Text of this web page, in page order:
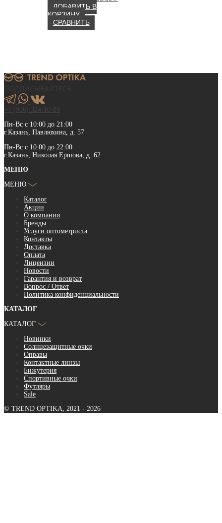
цена
составляла
33
900.00 ₽.
цена:
ДОБАВИТЬ В
КОРЗИНУ
СРАВНИТЬ
+7 (906) 324-10-89
Пн-Вс с 10:00 до 21:00
г.Казань, Павлюхина, д. 57
Пн-Вс с 10:00 до 22:00
г.Казань, Николая Ершова, д. 62
МЕНЮ
МЕНЮ
Каталог
Акции
О компании
Бренды
Услуги оптометриста
Контакты
Доставка
Оплата
Лицензии
Новости
Гарантия и возврат
Вопрос / Ответ
Политика конфиденциальности
КАТАЛОГ
КАТАЛОГ
Новинки
Солнцезащитные очки
Оправы
Контактные линзы
Бижутерия
Спортивные очки
Футляры
Sale
© TREND OPTIKA, 2021 - 2026